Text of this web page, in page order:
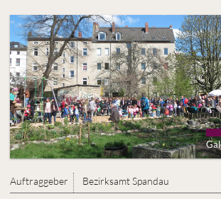
Auftraggeber Bezirksamt Spandau